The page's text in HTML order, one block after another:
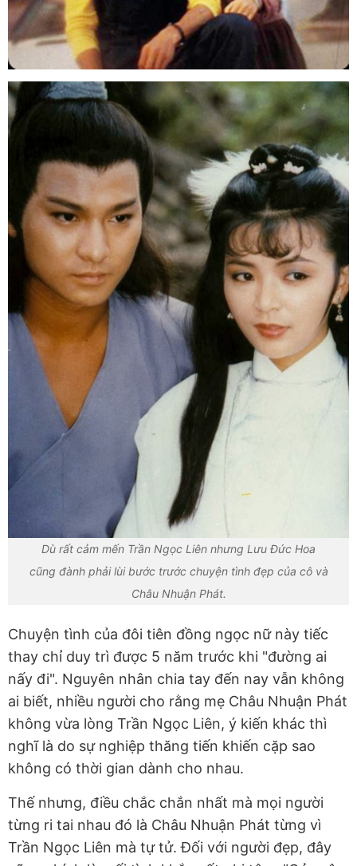
Dù rất cảm mến Trần Ngọc Liên nhưng Lưu Đức Hoa
cũng đành phải lùi bước trước chuyện tình đẹp của cô và
Châu Nhuận Phát.
Chuyện tình của đôi tiên đồng ngọc nữ này tiếc
thay chỉ duy trì được 5 năm trước khi "đường ai
nấy đi". Nguyên nhân chia tay đến nay vẫn không
ai biết, nhiều người cho rằng mẹ Châu Nhuận Phát
không vừa lòng Trần Ngọc Liên, ý kiến khác thì
nghĩ là do sự nghiệp thăng tiến khiến cặp sao
không có thời gian dành cho nhau.
Thế nhưng, điều chắc chắn nhất mà mọi người
từng ri tai nhau đó là Châu Nhuận Phát từng vì
Trần Ngọc Liên mà tự tử. Đối với người đẹp, đây